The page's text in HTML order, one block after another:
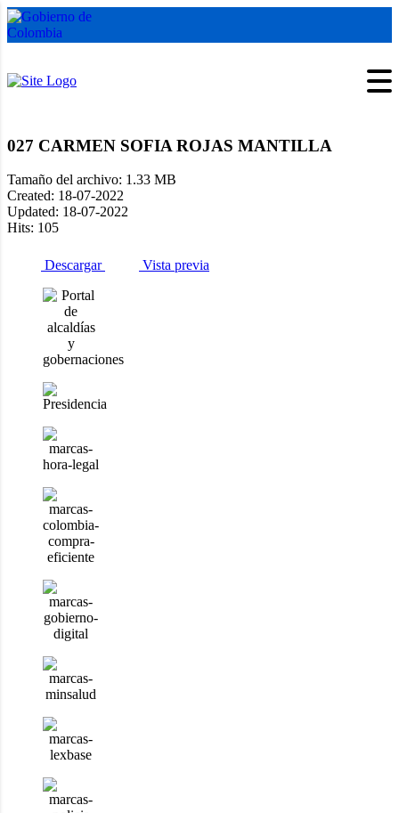
027 CARMEN SOFIA ROJAS MANTILLA
Tamaño del archivo: 1.33 MB
Created: 18-07-2022
Updated: 18-07-2022
Hits: 105
Descargar Vista previa